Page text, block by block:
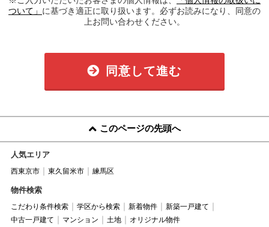
ついて」 に基づき適正に取り扱います。必ずお読みになり、同意の
上お問い合わせください。
同意して進む
このページの先頭へ
人気エリア
西東京市 東久留米市 練馬区
物件検索
こだわり条件検索 学区から検索 新着物件
新築一戸建て
中古一戸建て
マンション 土地 オリジナル物件